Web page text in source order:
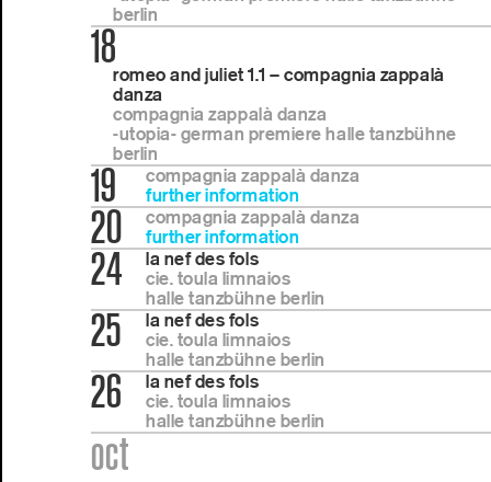
berlin
18
romeo and juliet 1.1 – compagnia zappalà
danza
compagnia zappalà danza
-utopia- german premiere halle tanzbühne
berlin
19
compagnia zappalà danza
further information
20
compagnia zappalà danza
further information
24
la nef des fols
cie. toula limnaios
halle tanzbühne berlin
25
la nef des fols
cie. toula limnaios
halle tanzbühne berlin
26
la nef des fols
cie. toula limnaios
halle tanzbühne berlin
oct